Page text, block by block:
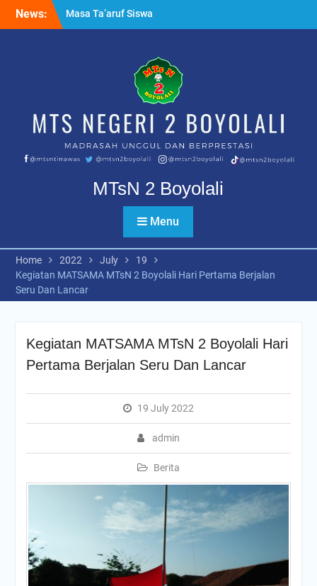
News:
Ujian Tahfidz Qur’an Kelas
IX PK dan Reguler
Kapolsek Nogosari
Masa Ta’aruf Siswa
Madrasah MTsN 2 Boyolali
MTsN 2 Boyolali
Menu
Home 2022 July
19
Kegiatan MATSAMA MTsN 2 Boyolali Hari Pertama Berjalan
Seru Dan Lancar
Kegiatan MATSAMA MTsN 2 Boyolali Hari
Pertama Berjalan Seru Dan Lancar
19 July 2022
admin
Berita